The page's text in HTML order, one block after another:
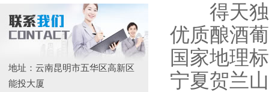
地址：云南昆明市五华区高新区
能投大厦
得天独
优质酿酒
国家地理
宁夏贺兰